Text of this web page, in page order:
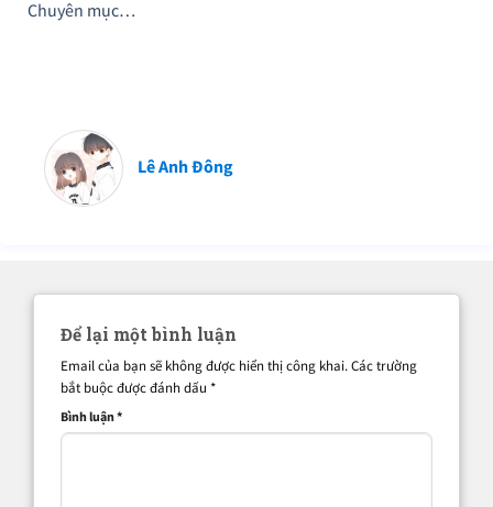
Chuyên mục…
Lê Anh Đông
Để lại một bình luận
Email của bạn sẽ không được hiển thị công khai.Các trường
bắt buộc được đánh dấu *
Bình luận*